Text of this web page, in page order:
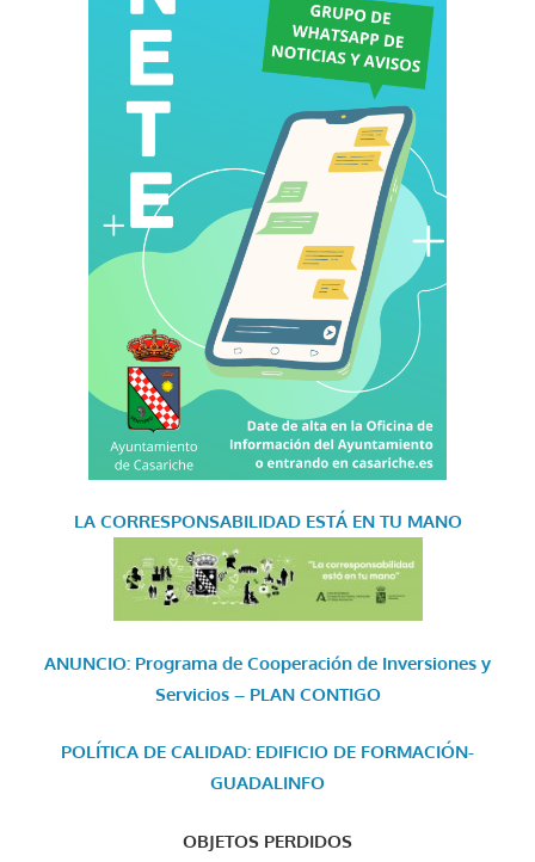
LA CORRESPONSABILIDAD ESTÁ EN TU MANO
ANUNCIO: Programa de Cooperación de Inversiones y
Servicios – PLAN CONTIGO
POLÍTICA DE CALIDAD: EDIFICIO DE FORMACIÓN-
GUADALINFO
OBJETOS PERDIDOS